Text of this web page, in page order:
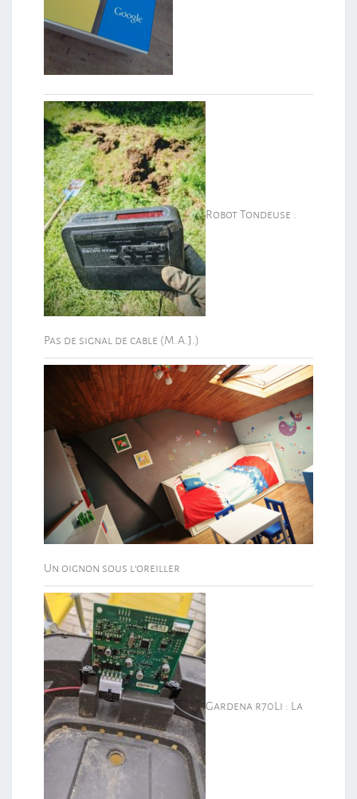
Robot Tondeuse :
Pas de signal de cable (M.A.J.)
Un oignon sous l’oreiller
Gardena r70Li : La